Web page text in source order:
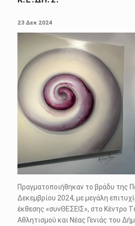
23 Δεκ 2024
Πραγματοποιήθηκαν το βράδυ της
Δεκεμβρίου 2024, με μεγάλη
έκθεσης «συνΘΕΣΕΙΣ», στο Κέντρο
Αθλητισμού και Νέας Γενιάς του